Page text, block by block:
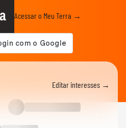
Acessar o Meu Terra →
Editar interesses →